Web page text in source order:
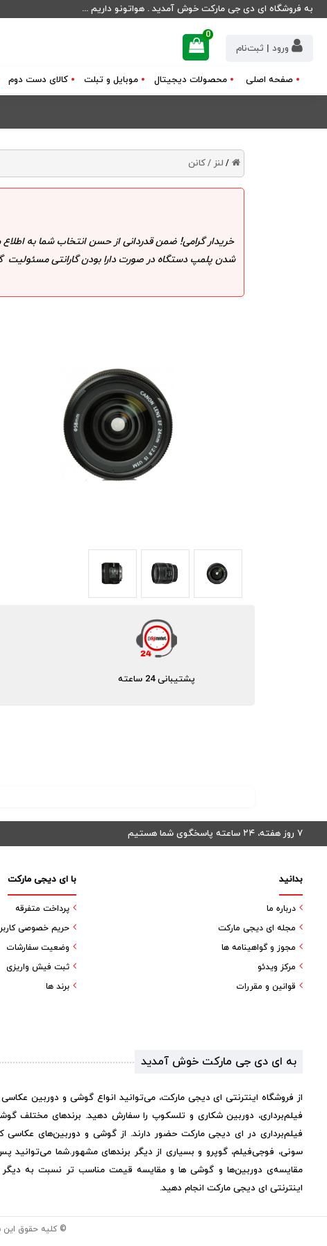
به فروشگاه ای دی جی مارکت خوش آمدید . هواتونو داریم ...
ورود | ثبت‌نام
0
صفحه اصلی محصولات دیجیتال موبایل و تبلت کالای دست دوم
/ لنز /کانن
خریدار گرامی! ضمن قدردانی از حسن انتخاب شما به
شدن پلمپ دستگاه در صورت دارا بودن گارانتی مسئولیت
پشتیبانی 24 ساعته
۷ روز هفته، ۲۴ ساعته پاسخگوی شما هستیم
با ای دیجی مارکت
پرداخت متفرقه
حریم خصوصی
وضعیت سفارشات
ثبت فیش واریزی
برند ها
بدانید
درباره ما
مجله ای دیجی مارکت
مجوز و گواهینامه ها
مرکز ویدئو
قوانین و مقررات
به ای دی جی مارکت خوش آمدید
از فروشگاه اینترنتی ای دیجی مارکت، می‌توانید انواع گوشی و دوربین
فیلم‌برداری، دوربین شکاری و تلسکوپ را سفارش دهید. برندهای مختلف
فیلم‌برداری در ای دیجی مارکت حضور دارند. از گوشی و دوربین‌های عکاسی
سونی، فوجی‌فیلم، گوپرو و بسیاری از دیگر برندهای مشهور.شما می‌توانید
مقایسه‌ی دوربین‌ها و گوشی ها و مقایسه قیمت مناسب تر نسبت به دیگر
اینترنتی ای دیجی مارکت انجام دهید.
© کلیه حقوق این